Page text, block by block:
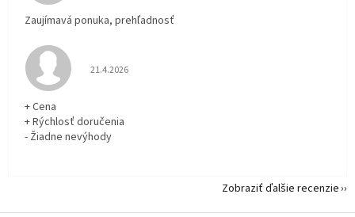
Zaujímavá ponuka, prehľadnosť
Hodnotenie obchodu je 5 z 5 hviezdičiek.
21.4.2026
+ Cena
+ Rýchlosť doručenia
- Žiadne nevýhody
Zobraziť ďalšie recenzie